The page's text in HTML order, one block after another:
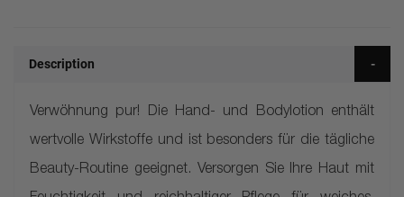
Description
Verwöhnung pur! Die Hand- und Bodylotion enthält
wertvolle Wirkstoffe und ist besonders für die tägliche
Beauty-Routine geeignet. Versorgen Sie Ihre Haut mit